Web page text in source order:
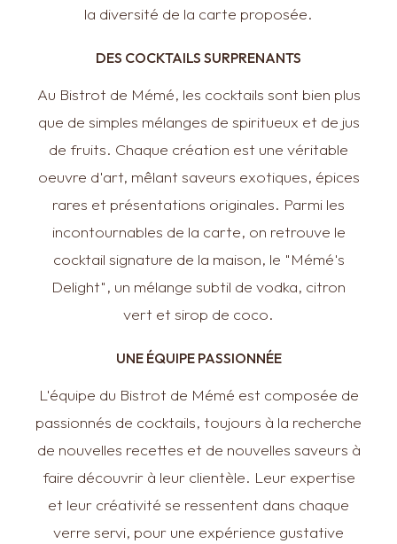
la diversité de la carte proposée.
DES COCKTAILS SURPRENANTS
Au Bistrot de Mémé, les cocktails sont bien plus
que de simples mélanges de spiritueux et de jus
de fruits. Chaque création est une véritable
oeuvre d'art, mêlant saveurs exotiques, épices
rares et présentations originales. Parmi les
incontournables de la carte, on retrouve le
cocktail signature de la maison, le "Mémé's
Delight", un mélange subtil de vodka, citron
vert et sirop de coco.
UNE ÉQUIPE PASSIONNÉE
L'équipe du Bistrot de Mémé est composée de
passionnés de cocktails, toujours à la recherche
de nouvelles recettes et de nouvelles saveurs à
faire découvrir à leur clientèle. Leur expertise
et leur créativité se ressentent dans chaque
verre servi, pour une expérience gustative